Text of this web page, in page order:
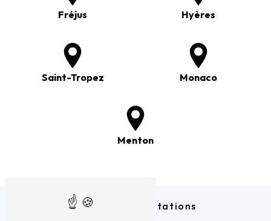
Fréjus Hyères
Saint-Tropez Monaco
Menton
Nos autres prestations